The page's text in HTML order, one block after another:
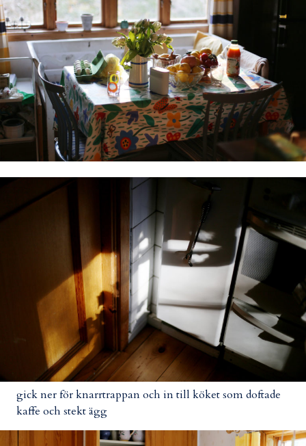
gick ner för knarrtrappan och in till köket som doftade
kaffe och stekt ägg